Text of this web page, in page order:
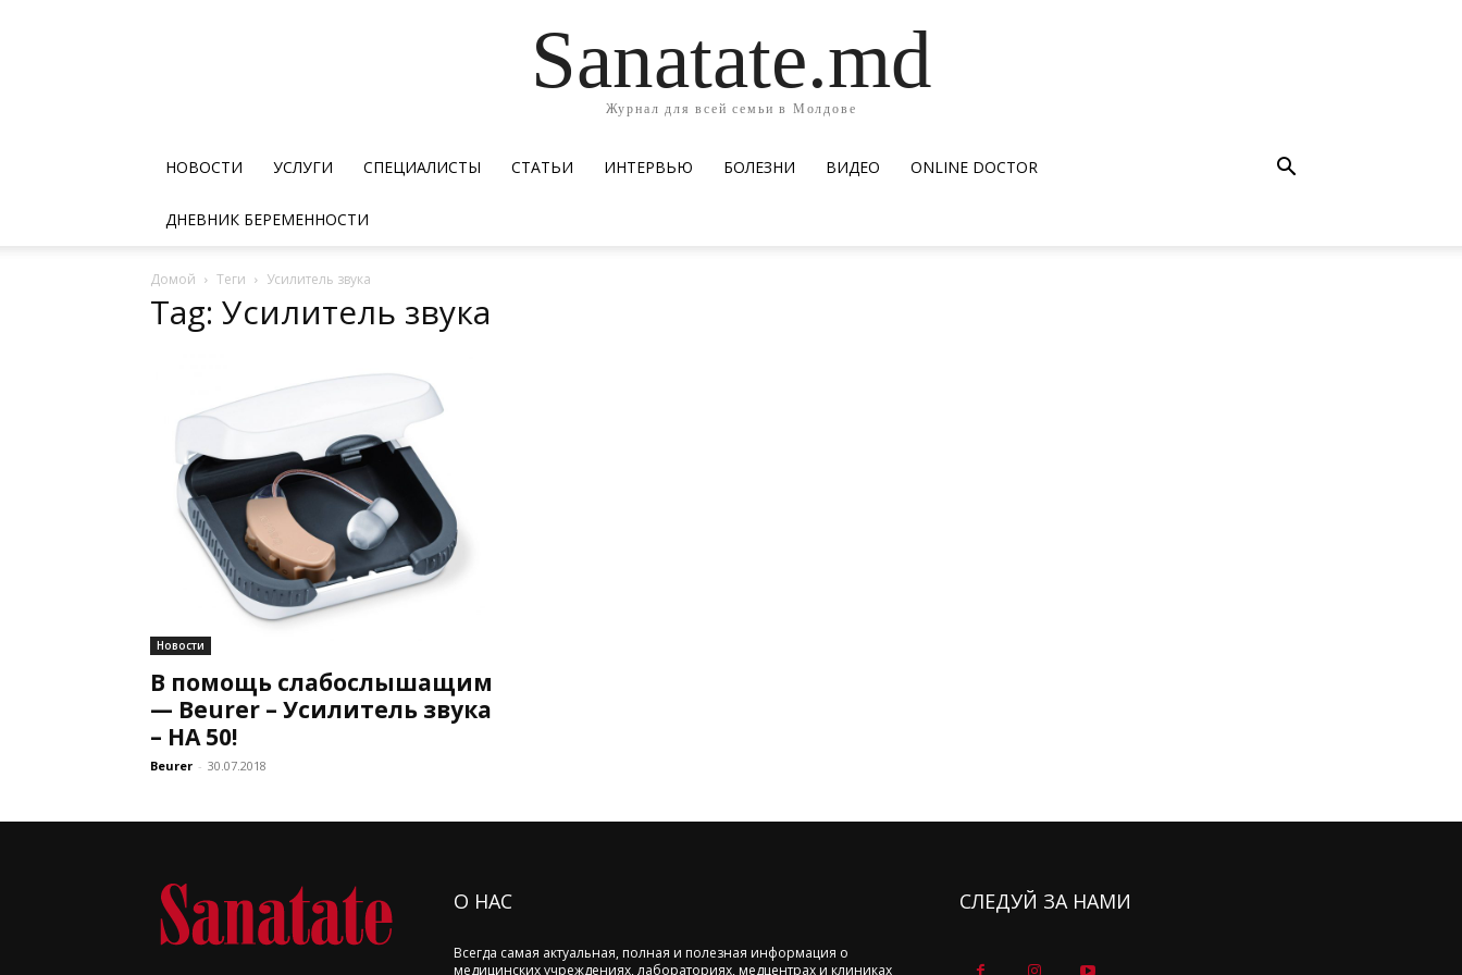
Sanatate.md
Журнал для всей семьи в Молдове
НОВОСТИ УСЛУГИ СПЕЦИАЛИСТЫ СТАТЬИ ИНТЕРВЬЮ БОЛЕЗНИ ВИДЕО ОNLINE DOCTOR
ДНЕВНИК БЕРЕМЕННОСТИ
Домой Теги Усилитель звука
Tag: Усилитель звука
Новости
В помощь слабослышащим
— Beurer – Усилитель звука
– НА 50!
Beurer - 30.07.2018
О НАС
Всегда самая актуальная, полная и полезная информация о
медицинских учреждениях, лабораториях, медцентрах и клиниках
СЛЕДУЙ ЗА НАМИ